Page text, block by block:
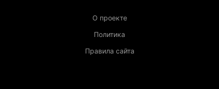
О проекте
Политика
Правила сайта